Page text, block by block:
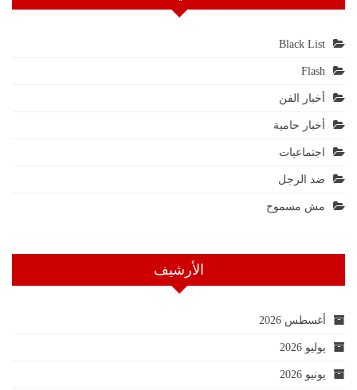
Black List
Flash
أخبار الفن
أخبار حامية
اجتماعيات
ضد الرجل
مش مسموح
الأرشيف
أغسطس 2026
يوليو 2026
يونيو 2026